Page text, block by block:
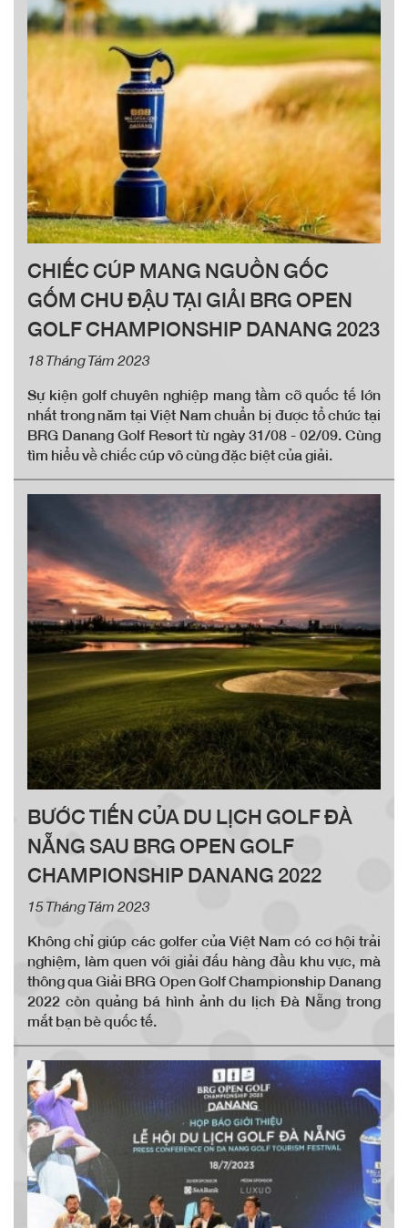
CHIẾC CÚP MANG NGUỒN GỐC
GỐM CHU ĐẬU TẠI GIẢI BRG OPEN
GOLF CHAMPIONSHIP DANANG 2023
18 Tháng Tám 2023
Sự kiện golf chuyên nghiệp mang tầm cỡ quốc tế lớn
nhất trong năm tại Việt Nam chuẩn bị được tổ chức tại
BRG Danang Golf Resort từ ngày 31/08 - 02/09. Cùng
tìm hiểu về chiếc cúp vô cùng đặc biệt của giải.
BƯỚC TIẾN CỦA DU LỊCH GOLF ĐÀ
NẴNG SAU BRG OPEN GOLF
CHAMPIONSHIP DANANG 2022
15 Tháng Tám 2023
Không chỉ giúp các golfer của Việt Nam có cơ hội trải
nghiệm, làm quen với giải đấu hàng đầu khu vực, mà
thông qua Giải BRG Open Golf Championship Danang
2022 còn quảng bá hình ảnh du lịch Đà Nẵng trong
mắt bạn bè quốc tế.